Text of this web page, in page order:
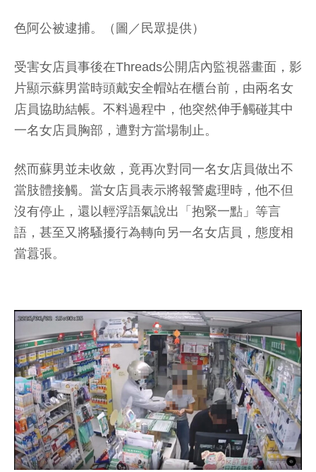
色阿公被逮捕。（圖／民眾提供）
受害女店員事後在Threads公開店內監視器畫面，影
片顯示蘇男當時頭戴安全帽站在櫃台前，由兩名女
店員協助結帳。不料過程中，他突然伸手觸碰其中
一名女店員胸部，遭對方當場制止。
然而蘇男並未收斂，竟再次對同一名女店員做出不
當肢體接觸。當女店員表示將報警處理時，他不但
沒有停止，還以輕浮語氣說出「抱緊一點」等言
語，甚至又將騷擾行為轉向另一名女店員，態度相
當囂張。